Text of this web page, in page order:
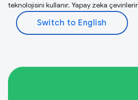
teknolojisini kullanır. Yapay zeka